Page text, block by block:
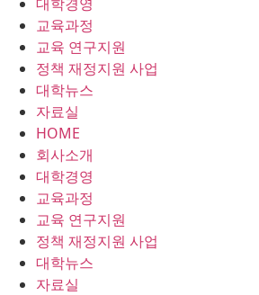
교육과정
교육 연구지원
정책 재정지원 사업
대학뉴스
자료실
HOME
회사소개
대학경영
교육과정
교육 연구지원
정책 재정지원 사업
대학뉴스
자료실